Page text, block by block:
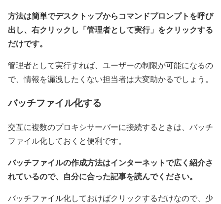
方法は簡単でデスクトップからコマンドプロンプトを呼び
出し、右クリックし「管理者として実行」をクリックする
だけです。
管理者として実行すれば、ユーザーの制限が可能になるの
で、情報を漏洩したくない担当者は大変助かるでしょう。
バッチファイル化する
交互に複数のプロキシサーバーに接続するときは、バッチ
ファイル化しておくと便利です。
バッチファイルの作成方法はインターネットで広く紹介さ
れているので、自分に合った記事を読んでください。
バッチファイル化しておけばクリックするだけなので、少